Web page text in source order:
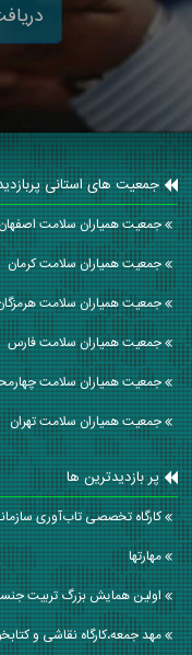
جمعیت های استانی
جمعیت همیاران سلامت
جمعیت همیاران سلامت كرمان
جمعیت همیاران سلامت
جمعیت همیاران سلامت فارس
جمعیت همیاران سلامت
جمعیت همیاران سلامت تهران
پر بازدیدترین ها
کارگاه تخصصی تاب‌آوری
مهارتها
اولین همایش بزرگ تربیت
مهد جمعه،کارگاه نقاشی و